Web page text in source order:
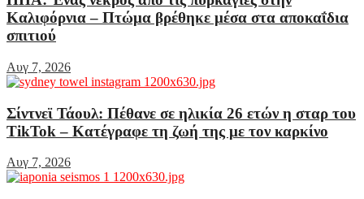
Καλιφόρνια – Πτώμα βρέθηκε μέσα στα αποκαΐδια
σπιτιού
Αυγ 7, 2026
Σίντνεϊ Τάουλ: Πέθανε σε ηλικία 26 ετών η σταρ του
TikTok – Kατέγραφε τη ζωή της με τον καρκίνο
Αυγ 7, 2026